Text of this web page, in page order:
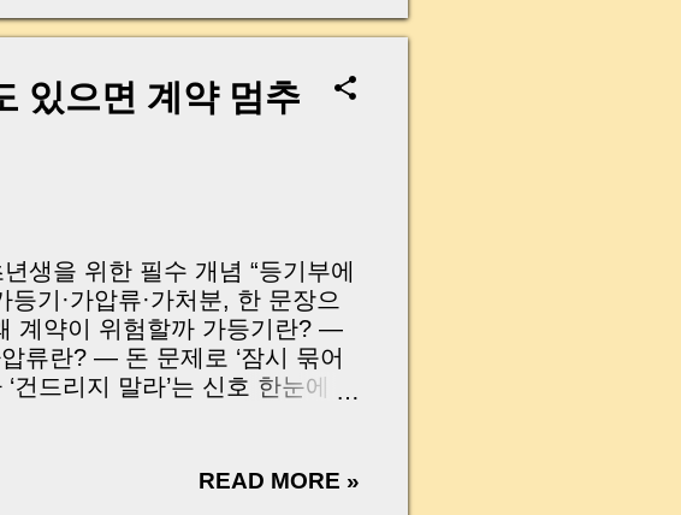
데 왜 내 통장으로 안 들어오죠?”
은 ‘구조’를 몰라서 생기는 걱정입
니다. 이 글 하나만 제대로 이해
마지막 퍼즐” 이 될 수 있습니다. |
“Closing day…...
있으면 계약 멈추
생을 위한 필수 개념 “등기부에
기·가압류·가처분, 한 문장으
계약이 위험할까 가등기란? —
류란? — 돈 문제로 ‘잠시 묶어
드리지 말라’는 신호 한눈에
English version (tap to open)
READ MORE »